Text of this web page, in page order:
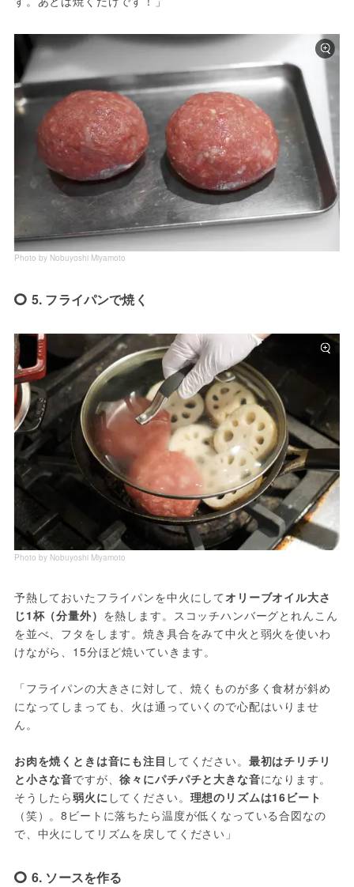
Photo by Nobuyoshi Miyamoto
5. フライパンで焼く
Photo by Nobuyoshi Miyamoto
予熱しておいたフライパンを中火にしてオリーブオイル大さ
じ1杯（分量外） を熱します。スコッチハンバーグとれんこん
を並べ、フタをします。焼き具合をみて中火と弱火を使いわ
けながら、15分ほど焼いていきます。
「フライパンの大きさに対して、焼くものが多く食材が斜め
になってしまっても、火は通っていくので心配はいりませ
ん。
お肉を焼くときは音にも注目 してください。 最初はチリチリ
と小さな音ですが、徐々にパチパチと大きな音になります。
そうしたら弱火に してください。 理想のリズムは16ビート
（笑）。8ビートに落ちたら温度が低くなっている合図なの
で、中火にしてリズムを戻してください」
6. ソースを作る